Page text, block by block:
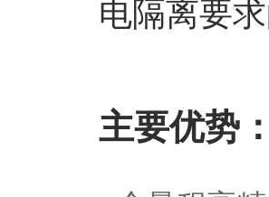
电隔离要
主要优势